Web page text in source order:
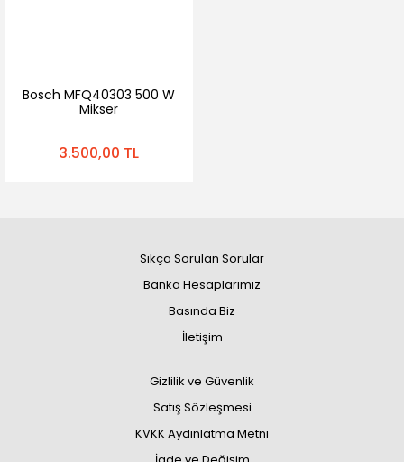
Bosch MFQ40303 500 W
Mikser
3.500,00 TL
Sıkça Sorulan Sorular
Banka Hesaplarımız
Basında Biz
İletişim
Gizlilik ve Güvenlik
Satış Sözleşmesi
KVKK Aydınlatma Metni